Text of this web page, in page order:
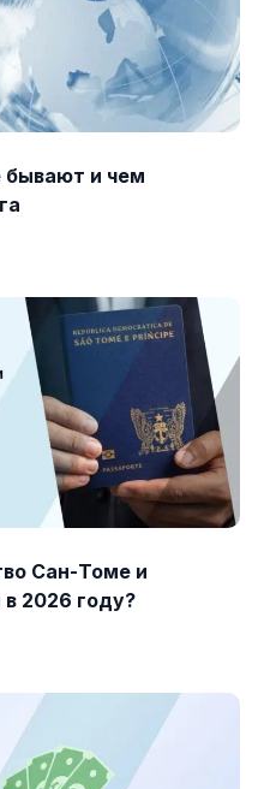
и чем
Сан-Томе и
2026 году?